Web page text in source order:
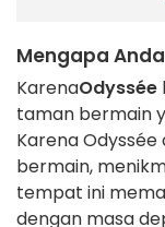
Mengapa
KarenaOdyssée
taman bermain
Karena
bermain,
tempat ini
dengan masa